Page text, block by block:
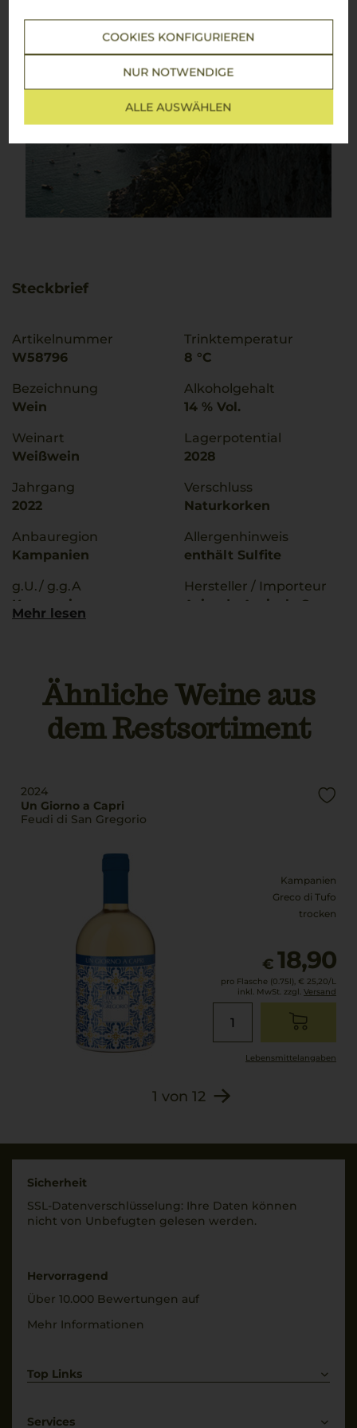
COOKIES KONFIGURIEREN
NUR NOTWENDIGE
ALLE AUSWÄHLEN
Steckbrief
Artikelnummer
W58796
Bezeichnung
Wein
Weinart
Weißwein
Jahrgang
2022
Anbauregion
Kampanien
g.U./ g.g.A
Kampanien
Bio Kennzeichnung
Händler
DE-ÖKO-006
IT BIO 007 EUF26ECE
Trinktemperatur
8 °C
Alkoholgehalt
14 % Vol.
Lagerpotential
2028
Verschluss
Naturkorken
Allergenhinweis
enthält Sulfite
Hersteller / Importeur
Azienda Agricola San
Italien
Füllmenge
0,75 L
Mehr lesen
Ähnliche Weine aus
dem Restsortiment
2024
Un Giorno a Capri
Feudi di San Gregorio
Kampanien
Greco di Tufo
trocken
€ 18,90
pro Flasche (0.75l), € 25,20/L
inkl. MwSt. zzgl. Versand
Lebensmittel­angaben
1 von 12
Sicherheit
SSL-Daten­verschlüs­selung: Ihre Daten können
nicht von Unbe­fugten gelesen werden.
Hervorragend
Über 10.000 Bewertungen auf
Mehr Informationen
Top Links
Weißwein
Services